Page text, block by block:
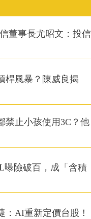
董事長尤昭文：投信
桿風暴？陳威良揭
禁止小孩使用3C？他
曝險破百，成「含積
：AI重新定價台股！